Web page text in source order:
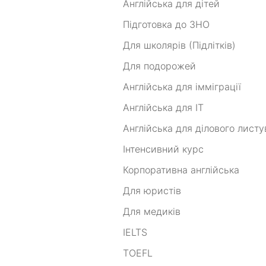
Англійська для дітей
Підготовка до ЗНО
Для школярів (Підлітків)
Для подорожей
Англійська для імміграції
Англійська для IT
Англійська для ділового
Інтенсивний курс
Корпоративна англійська
Для юристів
Для медиків
IELTS
TOEFL